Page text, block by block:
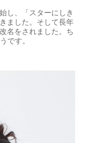
し、「スターにしき
ました。そして長年
名をされました。ち
です。